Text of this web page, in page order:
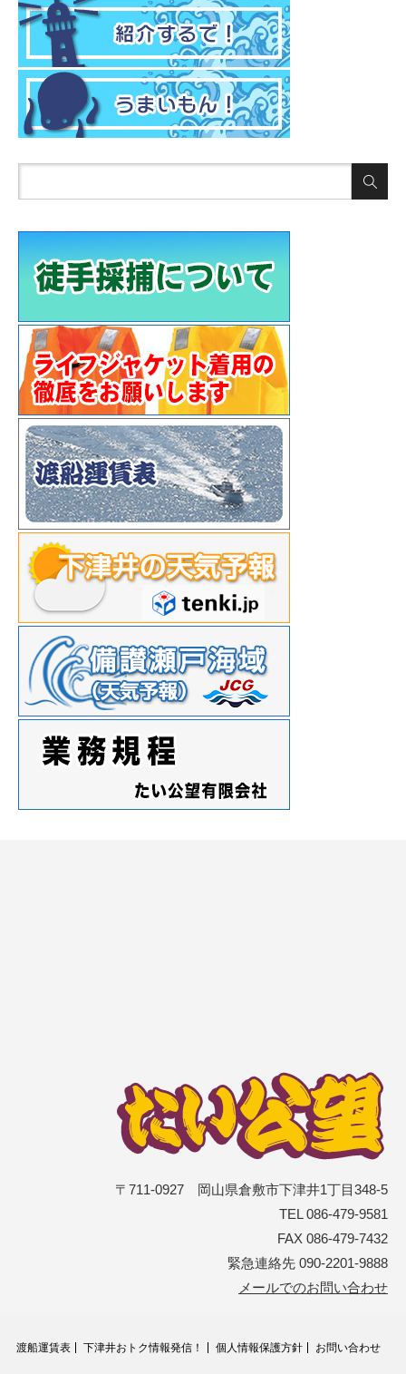
〒711-0927 岡山県倉敷市下津井1丁目348-5
TEL 086-479-9581
FAX 086-479-7432
緊急連絡先 090-2201-9888
メールでのお問い合わせ
渡船運賃表 下津井おトク情報発信！ 個人情報保護方針 お問い合わせ